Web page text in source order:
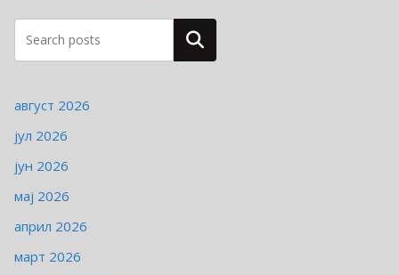
Pretraga
август 2026
јул 2026
јун 2026
мај 2026
април 2026
март 2026